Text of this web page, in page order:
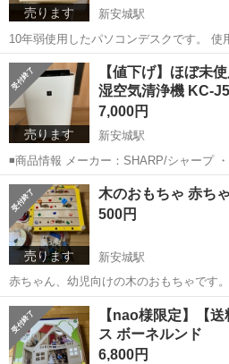
売ります 新安城駅
10年弱使用したパソコンデスクです。 使
ど無く、かなり綺麗です。 一点、机の左
傷があります（5枚目）が、書き物をす
不都合は無かったです。 以下ス...
愛知 安城市 新安城駅 テーブ
売ります
【値下げ】ほぼ未
湿空気清浄機 KC-
7,000円
新安城駅
◾️商品情報 メーカー：SHARP/シャープ ・型番： KC-J50-W ・大き
さ：幅 399 ㎜ × 奥行 230 ㎜ × 高さ 613 ㎜ ・適用畳数：加湿空
浄 8.5～14畳 ／ 空気清浄 最大23畳
愛知 安城市 新安城駅 季節、
売ります
木のおもちゃ 赤ち
500円
新安城駅
赤ちゃん、幼児向けの木のおもちゃです
ンチ四方の穴が空いた台に、木製のネジ
カチで打ち付けたりして遊べます。 ネ
うので子供の発達に良いと聞いた...
愛知 安城市 新安城駅 子供用
【nao様限定】【
ス ボーネルンド
6,800円